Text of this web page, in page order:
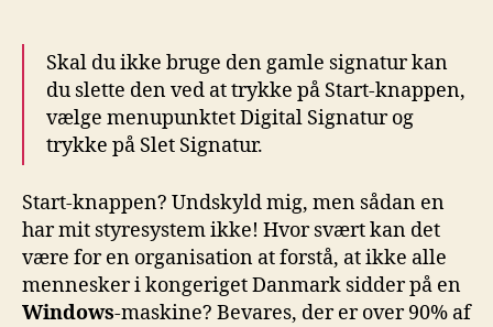
Skal du ikke bruge den gamle signatur kan
du slette den ved at trykke på Start-knappen,
vælge menupunktet Digital Signatur og
trykke på Slet Signatur.
Start-knappen? Undskyld mig, men sådan en
har mit styresystem ikke! Hvor svært kan det
være for en organisation at forstå, at ikke alle
mennesker i kongeriget Danmark sidder på en
Windows-maskine? Bevares, der er over 90% af